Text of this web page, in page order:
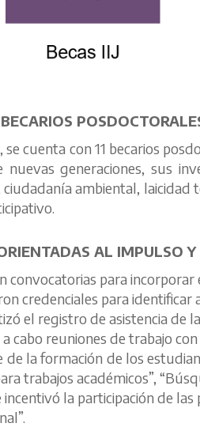
cuenta con 11 becarios
nuevas generaciones, sus
ambiental, laicidad
AL IMPULSO
convocatorias para
credenciales para
el registro de asistencia de
cabo reuniones de trabajo
de la formación de los
trabajos académicos”,
incentivó la participación de